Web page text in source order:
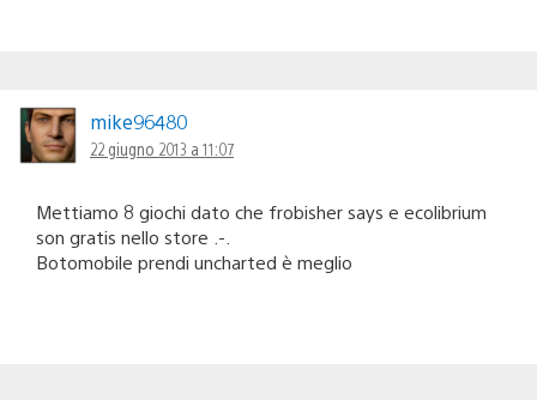
mike96480
22 giugno 2013 a 11:07
Mettiamo 8 giochi dato che frobisher says e ecolibrium
son gratis nello store .-.
Botomobile prendi uncharted è meglio